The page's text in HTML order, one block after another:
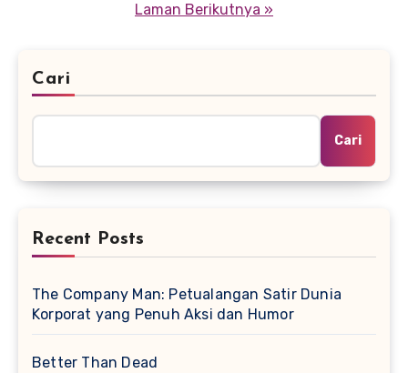
Laman Berikutnya »
Cari
Cari
Recent Posts
The Company Man: Petualangan Satir Dunia
Korporat yang Penuh Aksi dan Humor
Better Than Dead